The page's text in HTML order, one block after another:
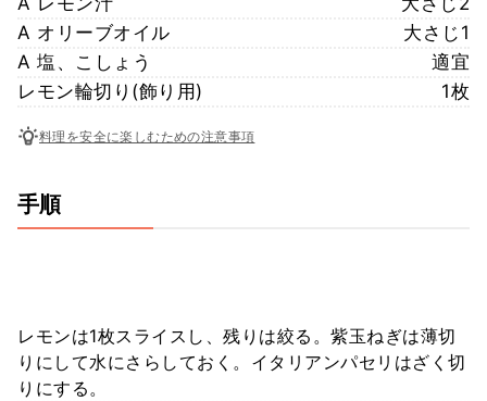
A オリーブオイル
大さじ1
A 塩、こしょう
適宜
レモン輪切り(飾り用)
1枚
料理を安全に楽しむための注意事項
手順
レモンは1枚スライスし、残りは絞る。紫玉ねぎは薄切
りにして水にさらしておく。イタリアンパセリはざく切
りにする。